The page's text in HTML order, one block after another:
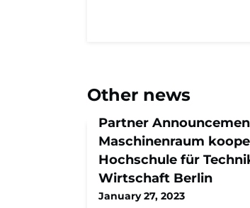
Other news
Partner
Maschinenraum
Hochschule für
Wirtschaft Berlin
January 27, 2023